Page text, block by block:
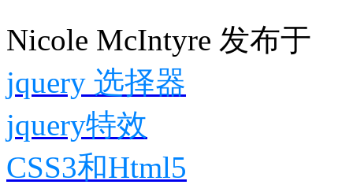
Nicole McIntyre 发布于
jquery 选择器
jquery特效
CSS3和Html5